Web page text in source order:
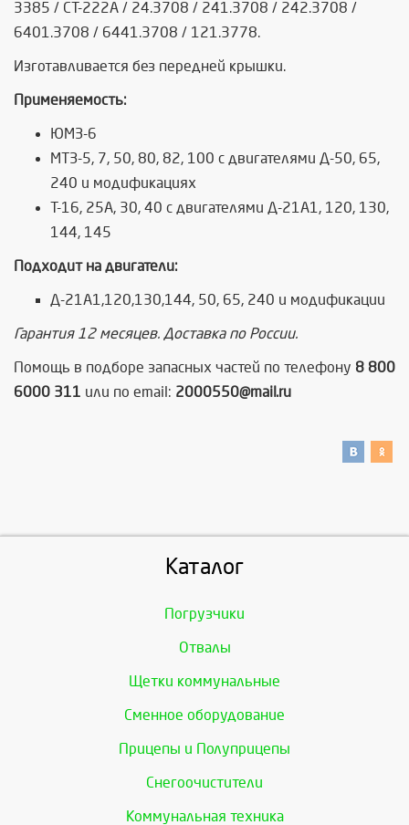
3385 / CТ-222А / 24.3708 / 241.3708 / 242.3708 /
6401.3708 / 6441.3708 / 121.3778.
Изготавливается без передней крышки.
Применяемость:
ЮМЗ-6
МТЗ-5, 7, 50, 80, 82, 100 с двигателями Д-50, 65,
240 и модификациях
Т-16, 25А, 30, 40 с двигателями Д-21А1, 120, 130,
144, 145
Подходит на двигатели:
Д-21А1,120,130,144, 50, 65, 240 и модификации
Гарантия 12 месяцев. Доставка по России.
Помощь в подборе запасных частей по телефону 8 800
6000 311 или по email: 2000550@mail.ru
Каталог
Погрузчики
Отвалы
Щетки коммунальные
Сменное оборудование
Прицепы и Полуприцепы
Снегоочистители
Коммунальная техника